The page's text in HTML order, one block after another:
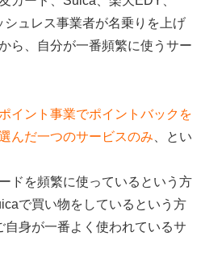
ュレス事業者が名乗りを上げ
ら、自分が一番頻繁に使うサー
イント事業でポイントバックを
んだ一つのサービスのみ 、とい
ドを頻繁に使っているという方
で買い物をしているという方
身が一番よく使われているサ